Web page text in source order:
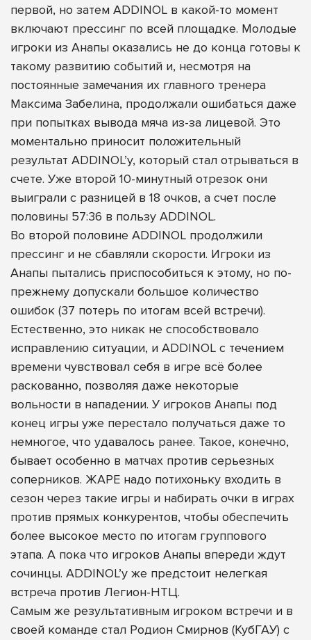
первой, но затем ADDINOL в какой-то момент
включают прессинг по всей площадке. Молодые
игроки из Анапы оказались не до конца готовы к
такому развитию событий и, несмотря на
постоянные замечания их главного тренера
Максима Забелина, продолжали ошибаться даже
при попытках вывода мяча из-за лицевой. Это
моментально приносит положительный
результат ADDINOL’у, который стал отрываться в
счете. Уже второй 10-минутный отрезок они
выиграли с разницей в 18 очков, а счет после
половины 57:36 в пользу ADDINOL.
Во второй половине ADDINOL продолжили
прессинг и не сбавляли скорости. Игроки из
Анапы пытались приспособиться к этому, но по-
прежнему допускали большое количество
ошибок (37 потерь по итогам всей встречи).
Естественно, это никак не способствовало
исправлению ситуации, и ADDINOL с течением
времени чувствовал себя в игре всё более
раскованно, позволяя даже некоторые
вольности в нападении. У игроков Анапы под
конец игры уже перестало получаться даже то
немногое, что удавалось ранее. Такое, конечно,
бывает особенно в матчах против серьезных
соперников. ЖАРЕ надо потихоньку входить в
сезон через такие игры и набирать очки в играх
против прямых конкурентов, чтобы обеспечить
более высокое место по итогам группового
этапа. А пока что игроков Анапы впереди ждут
сочинцы. ADDINOL’у же предстоит нелегкая
встреча против Легион-НТЦ.
Самым же результативным игроком встречи и в
своей команде стал Родион Смирнов (КубГАУ) с